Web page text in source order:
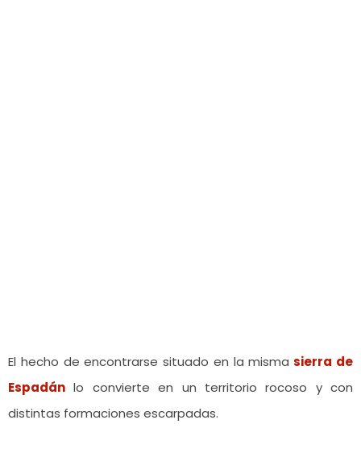
El hecho de encontrarse situado en la misma sierra de
Espadán lo convierte en un territorio rocoso y con
distintas formaciones escarpadas.